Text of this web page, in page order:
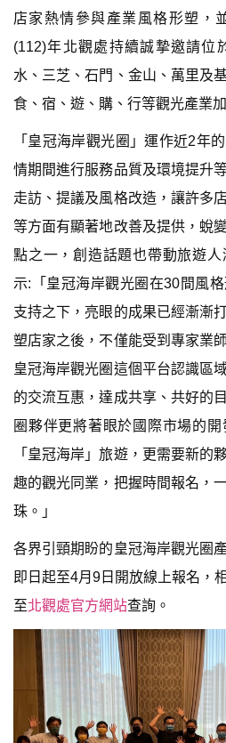
店家熱情參與產業風格形塑，
(112)年北觀處持續誠摯邀請位
水、三芝、石門、金山、萬里及
食、宿、遊、購、行等觀光產業
「皇冠海岸觀光圈」運作近2年
情期間進行服務品質及環境提升
走訪、提議及風格改造，讓許多
等方面有顯著地改善及提供，蛻
點之一，創造話題也帶動旅遊
示:「皇冠海岸觀光圈在30間風
支持之下，亮眼的成果已經漸漸
塑店家之後，不僅能受到專家業
皇冠海岸觀光圈這個平台認識區
的交流互惠，達成共享、共好的
圈夥伴更將著眼於國際市場的
「皇冠海岸」旅遊，更需要新的
趣的觀光同業，把握時間報名，
珠。」
各界引頸期盼的皇冠海岸觀光圈
即日起至4月9日開放線上報名，
至北觀處官方網站查詢。